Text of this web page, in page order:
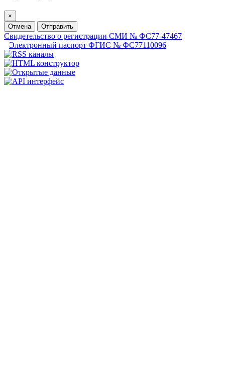
×
Отмена
Отправить
Свидетельство о регистрации СМИ № ФС77-47467
Электронный паспорт ФГИС № ФС77110096